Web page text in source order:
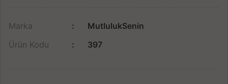
Marka
MutlulukSenin
Ürün Kodu
397